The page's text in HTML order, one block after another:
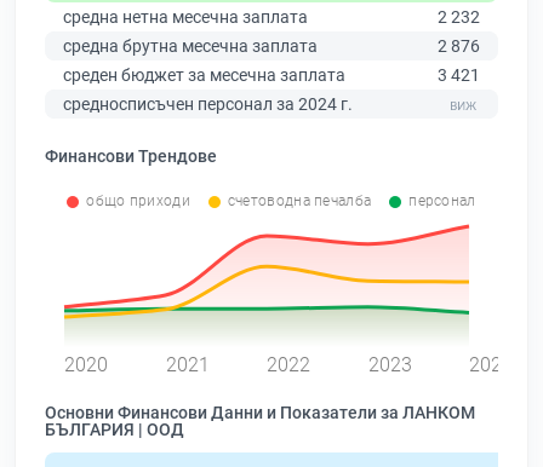
средна нетна месечна заплата
2 232
средна брутна месечна заплата
2 876
среден бюджет за месечна заплата
3 421
средносписъчен персонал за 2024 г.
Финансови Трендове
общо приходи счетоводна печалба персонал
2020 2021 2022 2023 2024
Основни Финансови Данни и Показатели за ЛАНКОМ
БЪЛГАРИЯ | ООД